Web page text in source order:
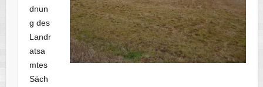
dnun
gdes
Landr
atsa
mtes
Säch